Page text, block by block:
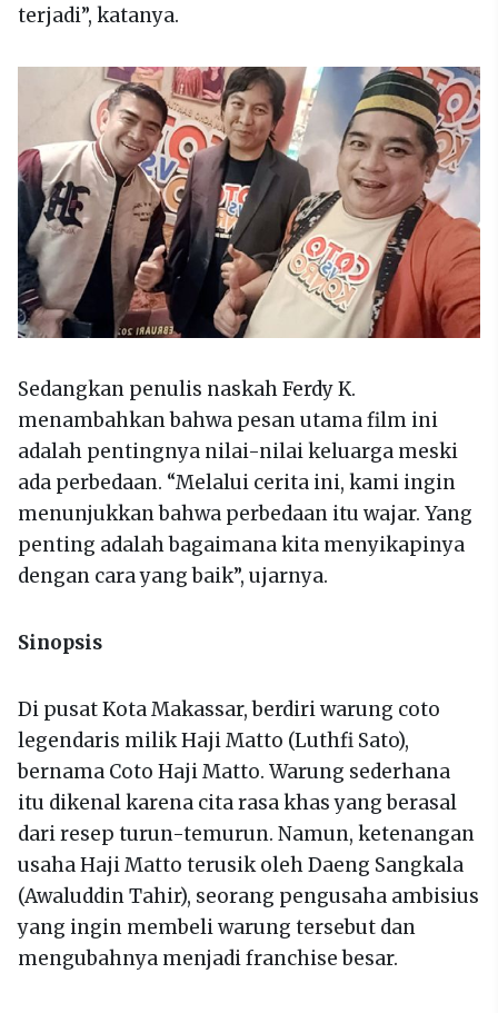
terjadi”, katanya.
Sedangkan penulis naskah Ferdy K.
menambahkan bahwa pesan utama film ini
adalah pentingnya nilai-nilai keluarga meski
ada perbedaan. “Melalui cerita ini, kami ingin
menunjukkan bahwa perbedaan itu wajar. Yang
penting adalah bagaimana kita menyikapinya
dengan cara yang baik”, ujarnya.
Sinopsis
Di pusat Kota Makassar, berdiri warung coto
legendaris milik Haji Matto (Luthfi Sato),
bernama Coto Haji Matto. Warung sederhana
itu dikenal karena cita rasa khas yang berasal
dari resep turun-temurun. Namun, ketenangan
usaha Haji Matto terusik oleh Daeng Sangkala
(Awaluddin Tahir), seorang pengusaha ambisius
yang ingin membeli warung tersebut dan
mengubahnya menjadi franchise besar.